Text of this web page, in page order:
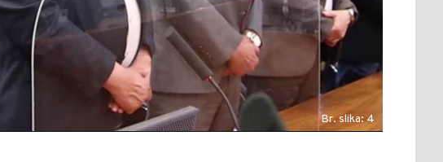
Br. slika: 4